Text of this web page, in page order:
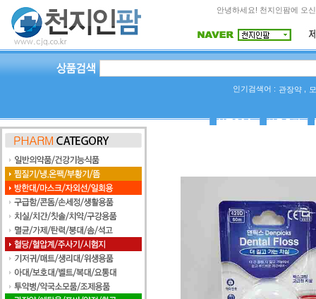
안녕하세요! 천지인팜에 오
인기검색어 : 관장약
상품Q&A 사용후기